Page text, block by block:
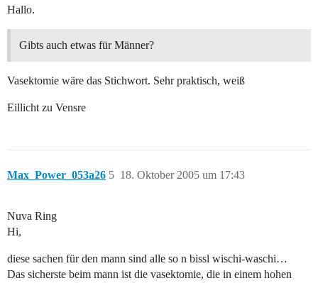
Hallo.
Gibts auch etwas für Männer?
Vasektomie wäre das Stichwort. Sehr praktisch, weiß
Eillicht zu Vensre
Max_Power_053a26 18. Oktober 2005 um 17:43
5
Nuva Ring
Hi,
diese sachen für den mann sind alle so n bissl wischi-waschi…
Das sicherste beim mann ist die vasektomie, die in einem hohen